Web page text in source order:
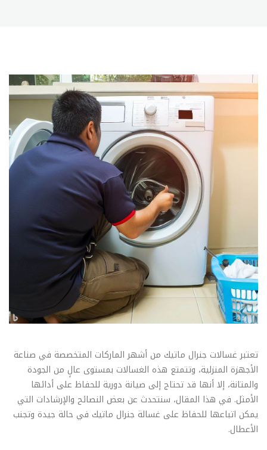
تعتبر غسالات جنرال ماتيك من أشهر الماركات المتخصصة في صناعة
الأجهزة المنزلية، وتتمتع هذه الغسالات بمستوى عالٍ من الجودة
والمتانة، إلا أنها قد تحتاج إلى صيانة دورية للحفاظ على أدائها
الأمثل. في هذا المقال، سنتحدث عن بعض النصائح والإرشادات التي
يمكن اتباعها للحفاظ على غسالة جنرال ماتيك في حالة جيدة وتجنب
الأعطال.